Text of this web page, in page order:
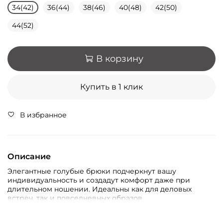
34(42) 36(44) 38(46) 40(48) 42(50)
44(52)
В корзину
Купить в 1 клик
В избранное
Описание
Элегантные голубые брюки подчеркнут вашу
индивидуальность и создадут комфорт даже при
длительном ношении. Идеальны как для деловых
встреч, так и повседневных образов.